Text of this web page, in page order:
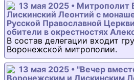
13 мая 2025 • Митрополит
Лискинский Леонтий с
Русской Православной
обители в окрестностях
В состав делегации входит
Воронежской митрополии.
13 мая 2025 • "Вечер
Воронежским и Лискинским